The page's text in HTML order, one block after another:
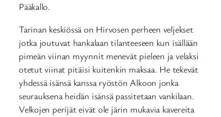
Pääkallo.
Tarinan keskiössä on Hirvosen perheen veljekset
jotka joutuvat hankalaan tilanteeseen kun isällään
pimeän viinan myynnit menevät pieleen ja velaksi
otetut viinat pitäisi kuitenkin maksaa. He tekevät
yhdessä isänsä kanssa ryöstön Alkoon jonka
seurauksena heidän isänsä passitetaan vankilaan.
Velkojen perijät eivät ole järin mukavia kavereita